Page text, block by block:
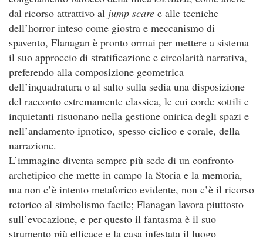
dal ricorso attrattivo al jump scare e alle tecniche
dell’horror inteso come giostra e meccanismo di
spavento, Flanagan è pronto ormai per mettere a sistema
il suo approccio di stratificazione e circolarità narrativa,
preferendo alla composizione geometrica
dell’inquadratura o al salto sulla sedia una disposizione
del racconto estremamente classica, le cui corde sottili e
inquietanti risuonano nella gestione onirica degli spazi e
nell’andamento ipnotico, spesso ciclico e corale, della
narrazione.
L’immagine diventa sempre più sede di un confronto
archetipico che mette in campo la Storia e la memoria,
ma non c’è intento metaforico evidente, non c’è il ricorso
retorico al simbolismo facile; Flanagan lavora piuttosto
sull’evocazione, e per questo il fantasma è il suo
strumento più efficace e la casa infestata il luogo